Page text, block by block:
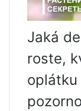
Jaká
roste,